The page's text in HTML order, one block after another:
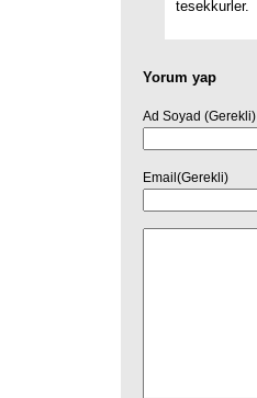
tesekkurler.
Yorum yap
Ad Soyad (Gerekli)
Email(Gerekli)